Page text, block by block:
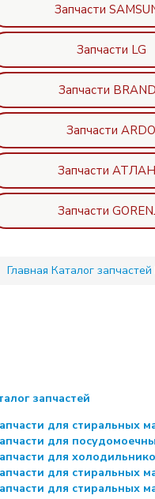
Запчасти
Запчасти LG
Запчасти
Запчасти ARDO
Запчасти
Запчасти
Главная Каталог запчастей
запчастей
для стиральных
для
для
для стиральных
для стиральных